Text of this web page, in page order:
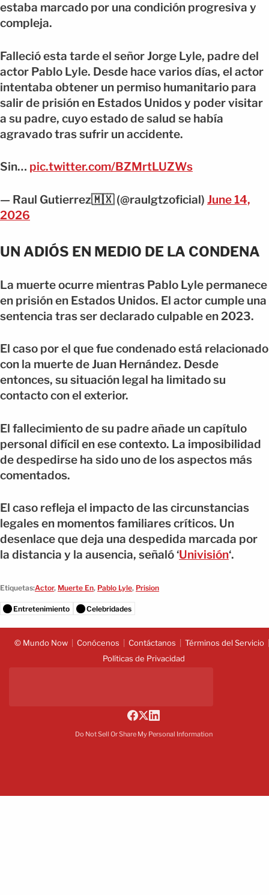
estaba marcado por una condición progresiva y
compleja.
Falleció esta tarde el señor Jorge Lyle, padre del
actor Pablo Lyle. Desde hace varios días, el actor
intentaba obtener un permiso humanitario para
salir de prisión en Estados Unidos y poder visitar
a su padre, cuyo estado de salud se había
agravado tras sufrir un accidente.
Sin… pic.twitter.com/BZMrtLUZWs
— Raul Gutierrez🇲🇽 (@raulgtzoficial) June 14,
2026
UN ADIÓS EN MEDIO DE LA CONDENA
La muerte ocurre mientras Pablo Lyle permanece
en prisión en Estados Unidos. El actor cumple una
sentencia tras ser declarado culpable en 2023.
El caso por el que fue condenado está relacionado
con la muerte de Juan Hernández. Desde
entonces, su situación legal ha limitado su
contacto con el exterior.
El fallecimiento de su padre añade un capítulo
personal difícil en ese contexto. La imposibilidad
de despedirse ha sido uno de los aspectos más
comentados.
El caso refleja el impacto de las circunstancias
legales en momentos familiares críticos. Un
desenlace que deja una despedida marcada por
la distancia y la ausencia, señaló ‘Univisión‘.
Etiquetas:Actor, Muerte En, Pablo Lyle, Prision
Entretenimiento Celebridades
© Mundo Now Conócenos Contáctanos
Términos del Servicio
Políticas de Privacidad
Do Not Sell Or Share My Personal Information